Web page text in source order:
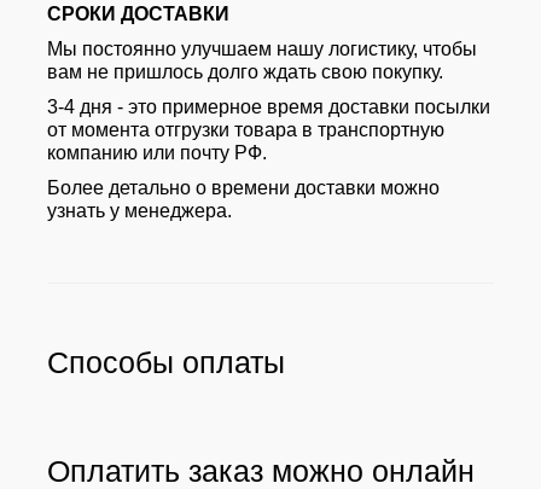
СРОКИ ДОСТАВКИ
Мы постоянно улучшаем нашу логистику, чтобы
вам не пришлось долго ждать свою покупку.
3-4 дня - это примерное время доставки посылки
от момента отгрузки товара в транспортную
компанию или почту РФ.
Более детально о времени доставки можно
узнать у менеджера.
Способы оплаты
Оплатить заказ можно онлайн